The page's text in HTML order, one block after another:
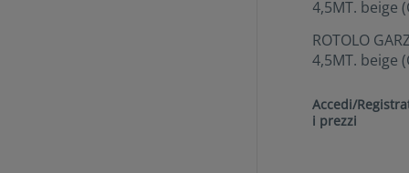
ROTOLO
4,5MT. beige
Accedi/
i prezzi